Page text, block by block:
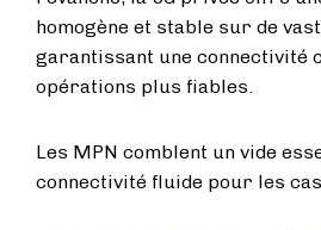
homogène et stable sur de
garantissant une connectivité
opérations plus fiables.
Les MPN comblent un vide
connectivité fluide pour les